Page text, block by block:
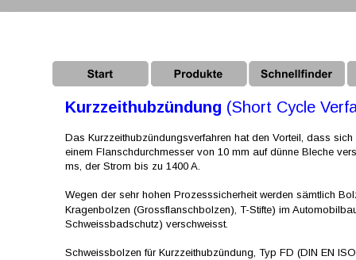
Kurzzeithubzündung (Short Cycle
Das Kurzzeithubzündungsverfahren hat den Vorteil, dass
einem Flanschdurchmesser von 10 mm auf dünne Bleche
ms, der Strom bis zu 1400 A.
Wegen der sehr hohen Prozesssicherheit werden sämtlich
Kragenbolzen (Grossflanschbolzen), T-Stifte) im
Schweissbadschutz) verschweisst.
Schweissbolzen für Kurzzeithubzündung, Typ FD (DIN EN